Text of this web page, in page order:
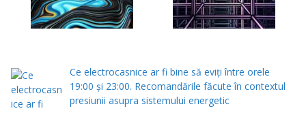
Ce electrocasnice ar fi bine să eviți între orele
19:00 și 23:00. Recomandările făcute în contextul
presiunii asupra sistemului energetic